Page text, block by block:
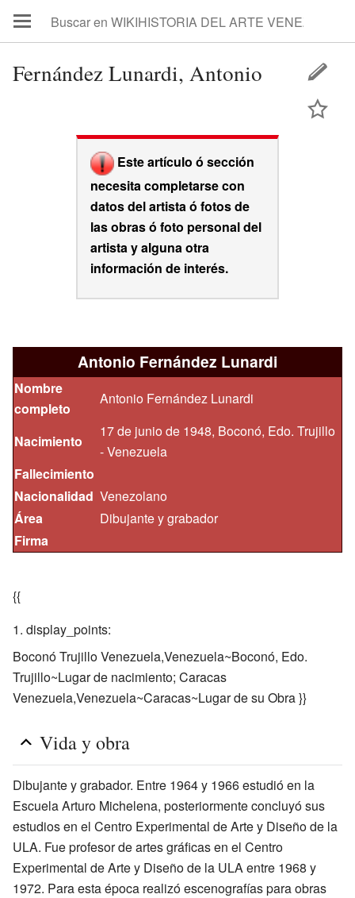
Fernández Lunardi, Antonio
Este artículo ó sección
necesita completarse con
datos del artista ó fotos de
las obras ó foto personal del
artista y alguna otra
información de interés.
Antonio Fernández Lunardi
Nombre
completo
Antonio Fernández Lunardi
Nacimiento
17 de junio de 1948, Boconó, Edo. Trujillo
- Venezuela
Fallecimiento
Nacionalidad Venezolano
Área
Dibujante y grabador
Firma
{{
display_points:
Boconó Trujillo Venezuela,Venezuela~Boconó, Edo.
Trujillo~Lugar de nacimiento; Caracas
Venezuela,Venezuela~Caracas~Lugar de su Obra }}
Vida y obra
Dibujante y grabador. Entre 1964 y 1966 estudió en la
Escuela Arturo Michelena, posteriormente concluyó sus
estudios en el Centro Experimental de Arte y Diseño de la
ULA. Fue profesor de artes gráficas en el Centro
Experimental de Arte y Diseño de la ULA entre 1968 y
1972. Para esta época realizó escenografías para obras